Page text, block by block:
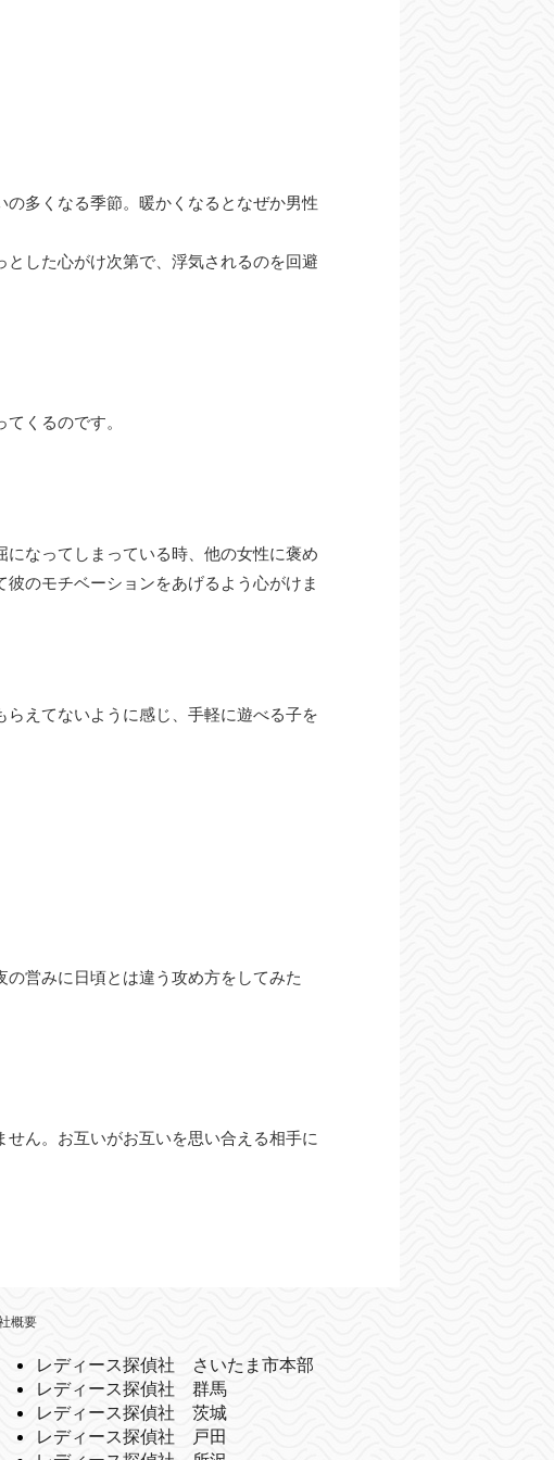
多くなる季節。暖かくなるとなぜか男性
した心がけ次第で、浮気されるのを回避
くるのです。
なってしまっている時、他の女性に褒め
のモチベーションをあげるよう心がけま
えてないように感じ、手軽に遊べる子を
営みに日頃とは違う攻め方をしてみた
ん。お互いがお互いを思い合える相手に
概要
レディース探偵社 さいたま市本部
レディース探偵社 群馬
レディース探偵社 茨城
レディース探偵社 戸田